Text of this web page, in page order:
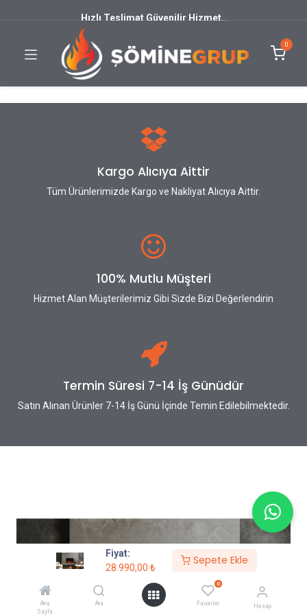
Fiyat:
28.990,00 ₺
Sepete Ekle
Ana
Sayfa
Ara
0
Favoriler Hesap
Hızlı Teslimat Güvenilir Hizmet..
0
Kargo Alıcıya Aittir
Tüm Ürünlerimizde Kargo ve Nakliyat Alıcıya Aittir.
100% Mutlu Müşteri
Hizmet Alan Müşterilerimiz Gibi Sizde Bizi Değerlendirin
Termin Süresi 7-14 İş Günüdür
Satın Alınan Ürünler 7-14 İş Günü İçinde Temin Edilebilmektedir.